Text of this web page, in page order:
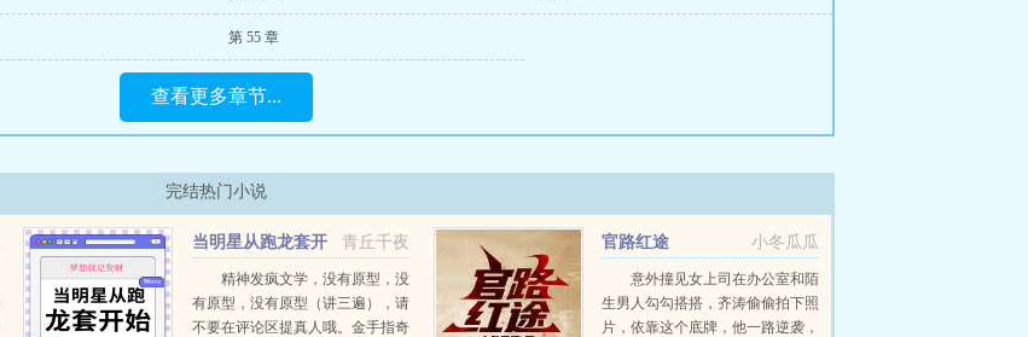
第 55 章
查看更多章节...
完结热门小说
青丘千夜
当明星从跑龙套开
精神发疯文学，没有原型，没
有原型，没有原型（讲三遍），请
不要在评论区提真人哦。金手指奇
小冬瓜瓜
官路红途
意外撞见女上司在办公室和陌
生男人勾勾搭搭，齐涛偷偷拍下照
片，依靠这个底牌，他一路逆袭，